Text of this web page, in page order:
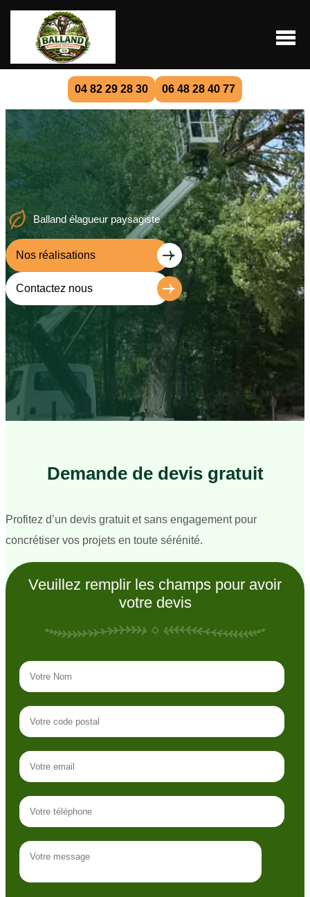
04 82 29 28 30 06 48 28 40 77
Balland élagueur paysagiste
Nos réalisations
Contactez nous
Demande de devis gratuit
Profitez d’un devis gratuit et sans engagement pour
concrétiser vos projets en toute sérénité.
Veuillez remplir les champs pour avoir
votre devis